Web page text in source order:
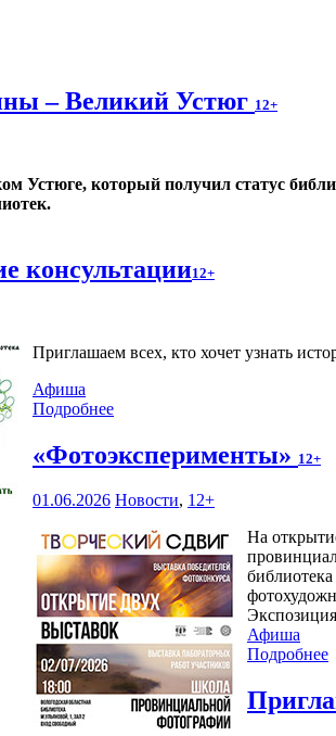
– Великий Устюг 12+
Устюге, который получил статус
консультации12+
Приглашаем всех, кто хочет узнать
Афиша
Подробнее
«Фотоэксперименты» 12+
01.06.2026 Новости, 12+
На
Афиша
Подробнее